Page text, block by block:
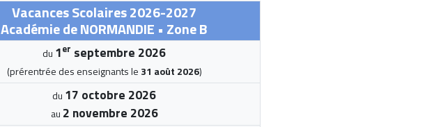
Vacances Scolaires 2026-2027
Académie de NORMANDIE • Zone B
du 1er septembre 2026
(prérentrée des enseignants le 31 août 2026)
du 17 octobre 2026
au 2 novembre 2026